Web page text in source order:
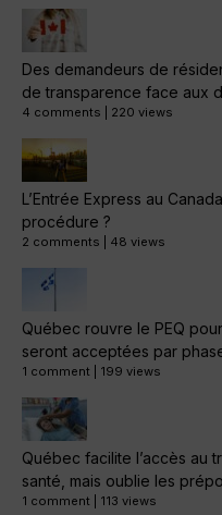
Des demandeurs de
de transparence face aux
4 comments 220 views
L’Entrée Express au
procédure ?
2 comments 48 views
Québec rouvre le PEQ
seront acceptées par
1 comment 199 views
Québec facilite l’accès au
santé, mais oublie les
1 comment 113 views